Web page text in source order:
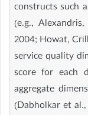
constructs such
(e.g.,
2004; Howat,
service quality
score for each
aggregate
(Dabholkar et